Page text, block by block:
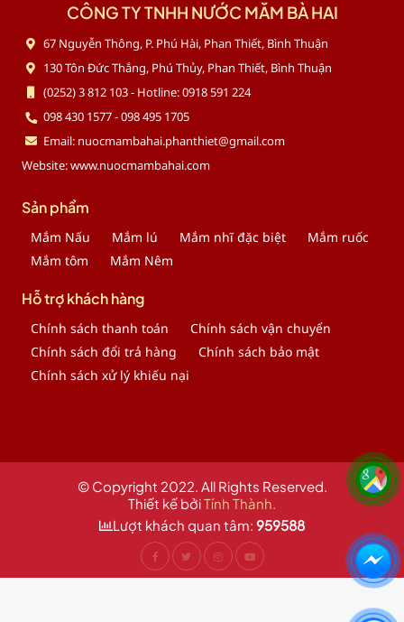
CÔNG TY TNHH NƯỚC MẮM BÀ HAI
67 Nguyễn Thông, P. Phú Hài, Phan Thiết, Bình Thuận
130 Tôn Đức Thắng, Phú Thủy, Phan Thiết, Bình Thuận
(0252) 3 812 103 - Hotline: 0918 591 224
098 430 1577 - 098 495 1705
Email: nuocmambahai.phanthiet@gmail.com
Website: www.nuocmambahai.com
Sản phẩm
Mắm Nấu Mắm lú Mắm nhĩ đặc biệt
Mắm ruốc
Mắm tôm
Mắm Nêm
Hỗ trợ khách hàng
Chính sách thanh toán
Chính sách vận chuyển
Chính sách đổi trả hàng
Chính sách bảo mật
Chính sách xử lý khiếu nại
© Copyright 2022. All Rights Reserved.
Thiết kế bởiTính Thành.
Lượt khách quan tâm: 959588